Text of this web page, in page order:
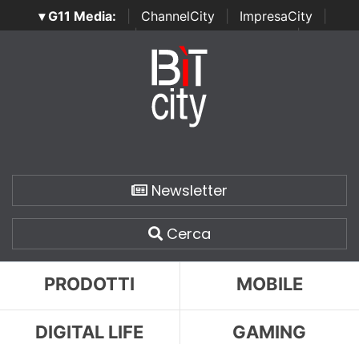
▾ G11 Media: ChannelCity ImpresaCity
SecurityOpenLab | Italian Channel Awards | Italian
Italian Security Awards
Newsletter
Cerca
PRODOTTI MOBILE
DIGITAL LIFE GAMING